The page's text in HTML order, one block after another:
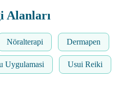
Alanları
Nöralterapi Dermapen
Uygulamasi Usui Reiki